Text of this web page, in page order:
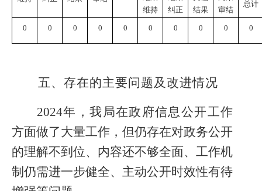
维持
纠正
结果
审结
总计
0 0 0 0 0 0 0 0 0 0
五、存在的主要问题及改进情况
2024年，我局在政府信息公开工作
方面做了大量工作，但仍存在对政务公开
的理解不到位、内容还不够全面、工作机
制仍需进一步健全、主动公开时效性有待